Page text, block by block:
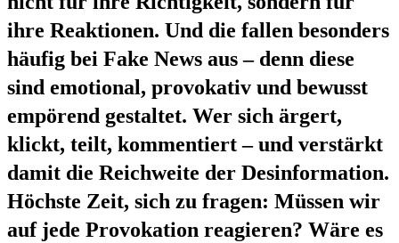
ihre Reaktionen. Und die fallen besonders
häufig bei Fake News aus – denn diese
sind emotional, provokativ und bewusst
empörend gestaltet. Wer sich ärgert,
klickt, teilt, kommentiert – und verstärkt
damit die Reichweite der Desinformation.
Höchste Zeit, sich zu fragen: Müssen wir
auf jede Provokation reagieren? Wäre es